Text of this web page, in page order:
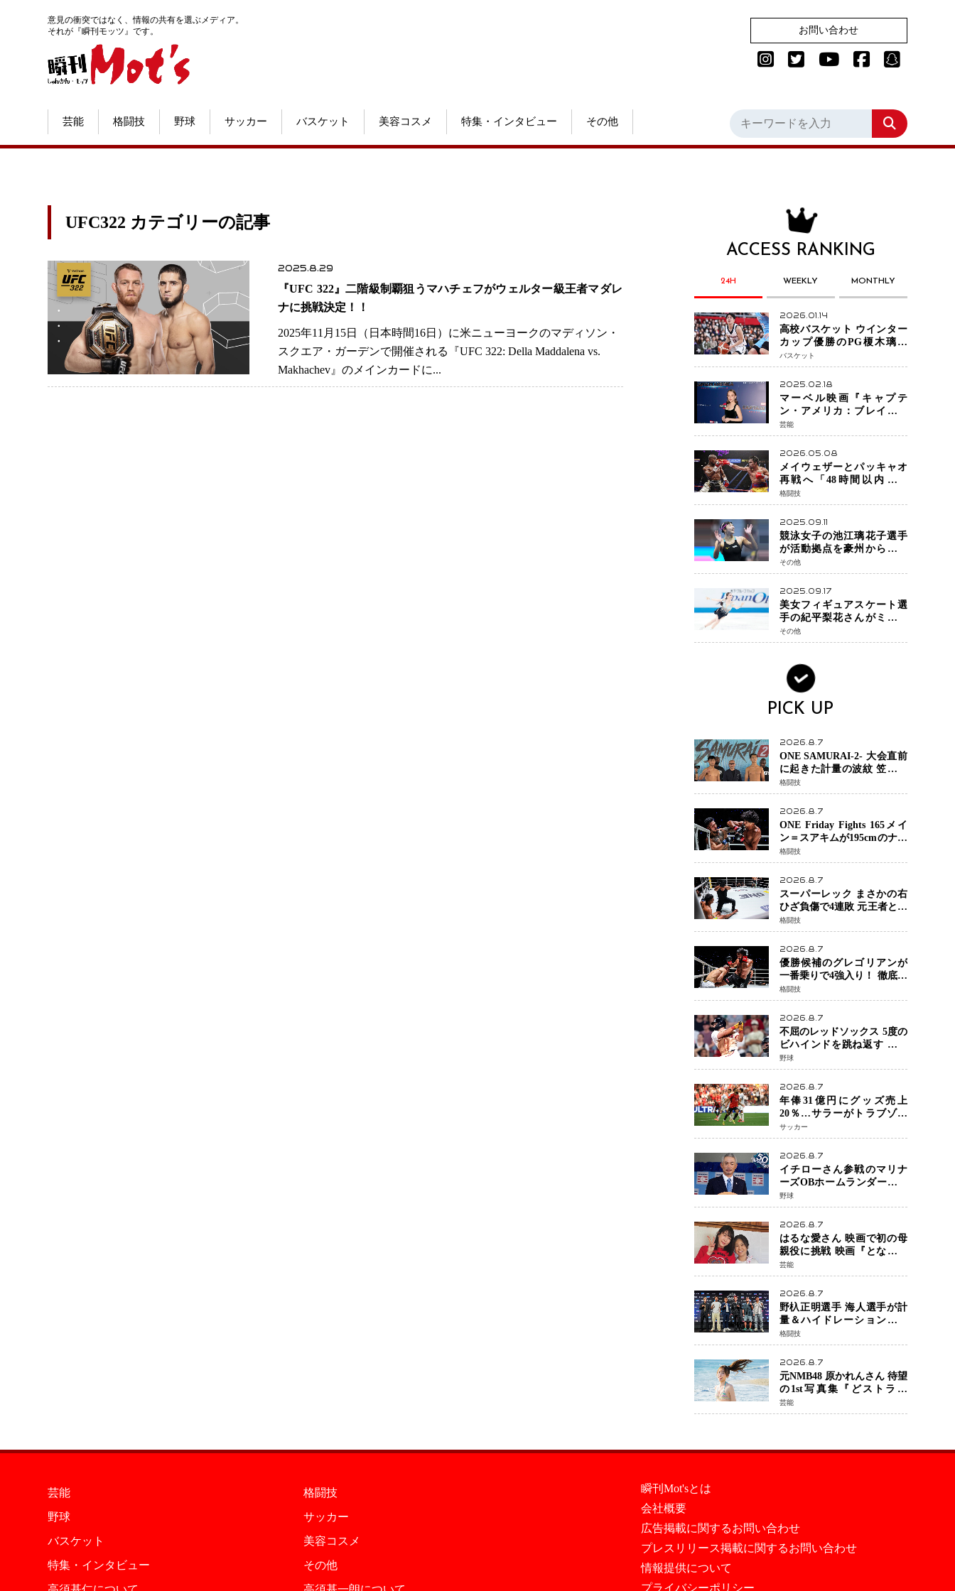
意見の衝突ではなく、情報の共有を選ぶメディア。
それが『瞬刊モッツ』です。
お問い合わせ
芸能 格闘技 野球 サッカー バスケット 美容コスメ 特集・インタビュー その他
UFC322 カテゴリーの記事
2025.8.29
『UFC 322』二階級制覇狙うマハチェフがウェルター級王者マダレ
ナに挑戦決定！！
2025年11月15日（日本時間16日）に米ニューヨークのマディソン・
スクエア・ガーデンで開催される『UFC 322: Della Maddalena vs.
Makhachev』のメインカードに...
ACCESS RANKING
24H WEEKLY MONTHLY
2026.01.14
高校バスケット ウインター
カップ優勝のPG榎木璃旺
（えのき・りお）がプロの
現場へ―。
バスケット
2025.02.18
マーベル映画『キャプテ
ン・アメリカ：ブレイブ・
ニュー・ワールド』 新ブラ
ック・ウィドウ役のシラ・
ハースとは！？
芸能
2026.05.08
メイウェザーとパッキャオ
再戦へ「48時間以内に決
着」公式戦かエキシビショ
ンか混迷続く
格闘技
2025.09.11
競泳女子の池江璃花子選手
が活動拠点を豪州から日本
へ！ 豪州での挑戦を糧に、
28年ロサンゼルス五輪へ再
始動
その他
2025.09.17
美女フィギュアスケート選
手の紀平梨花さんがミラノ
五輪出場断念 中部選手権欠
場を発表「安全最優先の判
その他
PICK UP
2026.8.7
ONE SAMURAI-2- 大会直前
に起きた計量の波紋 笠原弘
希ら注目ファイターは契約
体重で決戦へ、山本歩夢と
平山諒選手戦は中止に
格闘技
2026.8.7
ONE Friday Fights 165メイ
ン＝スアキムが195cmのナビ
ル・アナンからダウン奪
取！猛反撃を耐え抜き判定
勝利、8連勝を達成
格闘技
2026.8.7
スーパーレック まさかの右
ひざ負傷で4連敗 元王者とし
て異例の苦境…「アクシデ
ント」でも消えない危険信
号
格闘技
2026.8.7
優勝候補のグレゴリアンが
一番乗りで4強入り！ 徹底し
たローキックでウスビャン
を攻略、判定勝利
格闘技
2026.8.7
不屈のレッドソックス 5度の
ビハインドを跳ね返す 延長
13回サヨナラ勝ち 吉田正尚
選手も2安打1打点で貢献 4得
点以上は驚異の28連勝
野球
2026.8.7
年俸31億円にグッズ売上
20％…サラーがトラブゾン
スポル加入 世界サッカーは
「五大リーグ一強」から新
時代へ
サッカー
2026.8.7
イチローさん参戦のマリナ
ーズOBホームランダービー
が無料生配信 北米ならで
はの“魅せる興行”に世界が
注目
野球
2026.8.7
はるな愛さん 映画で初の母
親役に挑戦 映画『となりの
とらんす少女ちゃん』11月7
日公開 未来の自分との対話
を描く注目作
芸能
2026.8.7
野杁正明選手 海人選手が計
量＆ハイドレーションテス
トをクリア「ONE
SAMURAI 2」決戦へ万全の
準備整う
格闘技
2026.8.7
元NMB48 原かれんさん 待望
の1st写真集『どストライ
ク』発売決定 バリで魅せる
25歳の新境地
芸能
芸能
格闘技
野球
サッカー
バスケット
美容コスメ
特集・インタビュー
その他
瞬刊Mot'sとは
会社概要
広告掲載に関するお問い合わせ
プレスリリース掲載に関するお問い合わせ
情報提供について
プライバシーポリシー